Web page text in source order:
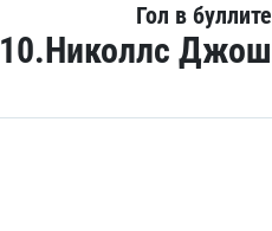
Гол в буллите
10.Николлс Джош